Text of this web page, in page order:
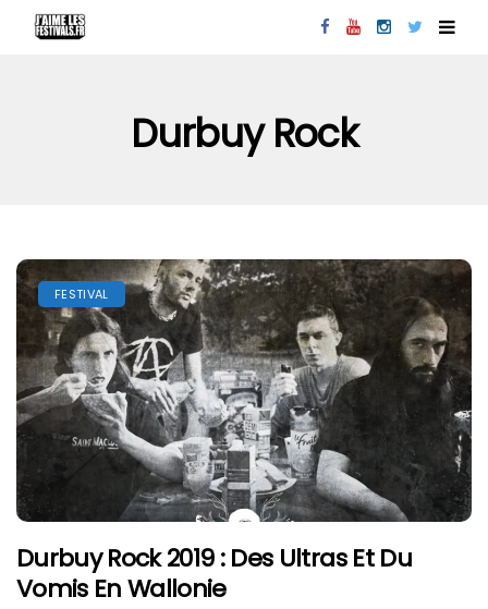
Durbuy Rock
FESTIVAL
Durbuy Rock 2019 : Des Ultras Et Du
Vomis En Wallonie